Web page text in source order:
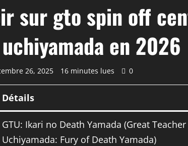
sur gto spin off
en 2026
26, 2025 16 minutes lues 0
Détails
GTU: Ikari no Death Yamada (Great Teacher
Uchiyamada: Fury of Death Yamada)